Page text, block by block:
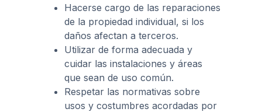
Hacerse cargo de las reparaciones
de la propiedad individual, si los
daños afectan a terceros.
Utilizar de forma adecuada y
cuidar las instalaciones y áreas
que sean de uso común.
Respetar las normativas sobre
usos y costumbres acordadas por